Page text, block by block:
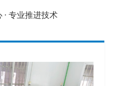
· 专业推进技术